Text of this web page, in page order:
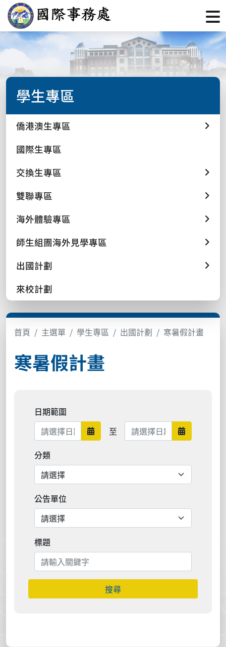
學生專區
僑港澳生專區
國際生專區
交換生專區
雙聯專區
海外體驗專區
師生組團海外見學專區
出國計劃
來校計劃
首頁 主選單 學生專區 出國計劃 寒暑假計畫
寒暑假計畫
日期範圍
日期範圍開始
至 日期範圍結束 日期範圍
分類
公告單位
標題
搜尋